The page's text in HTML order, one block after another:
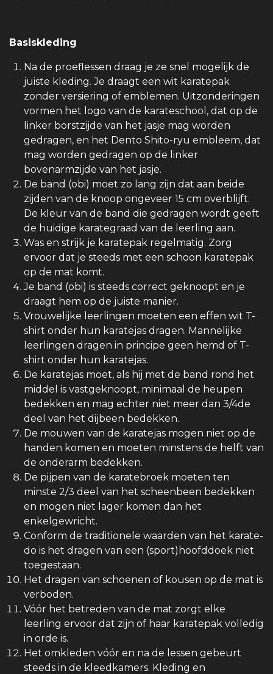
Basiskleding
Na de proeflessen draag je ze snel mogelijk de
juiste kleding. Je draagt een wit karatepak
zonder versiering of emblemen. Uitzonderingen
vormen het logo van de karateschool, dat op de
linker borstzijde van het jasje mag worden
gedragen, en het Dento Shito-ryu embleem, dat
mag worden gedragen op de linker
bovenarmzijde van het jasje.
De band (obi) moet zo lang zijn dat aan beide
zijden van de knoop ongeveer 15 cm overblijft.
De kleur van de band die gedragen wordt geeft
de huidige karategraad van de leerling aan.
Was en strijk je karatepak regelmatig. Zorg
ervoor dat je steeds met een schoon karatepak
op de mat komt.
Je band (obi) is steeds correct geknoopt en je
draagt hem op de juiste manier.
Vrouwelijke leerlingen moeten een effen wit T-
shirt onder hun karatejas dragen. Mannelijke
leerlingen dragen in principe geen hemd of T-
shirt onder hun karatejas.
De karatejas moet, als hij met de band rond het
middel is vastgeknoopt, minimaal de heupen
bedekken en mag echter niet meer dan 3/4de
deel van het dijbeen bedekken.
De mouwen van de karatejas mogen niet op de
handen komen en moeten minstens de helft van
de onderarm bedekken.
De pijpen van de karatebroek moeten ten
minste 2/3 deel van het scheenbeen bedekken
en mogen niet lager komen dan het
enkelgewricht.
Conform de traditionele waarden van het karate-
do is het dragen van een (sport)hoofddoek niet
toegestaan.
Het dragen van schoenen of kousen op de mat is
verboden.
Vóór het betreden van de mat zorgt elke
leerling ervoor dat zijn of haar karatepak volledig
in orde is.
Het omkleden vóór en na de lessen gebeurt
steeds in de kleedkamers. Kleding en